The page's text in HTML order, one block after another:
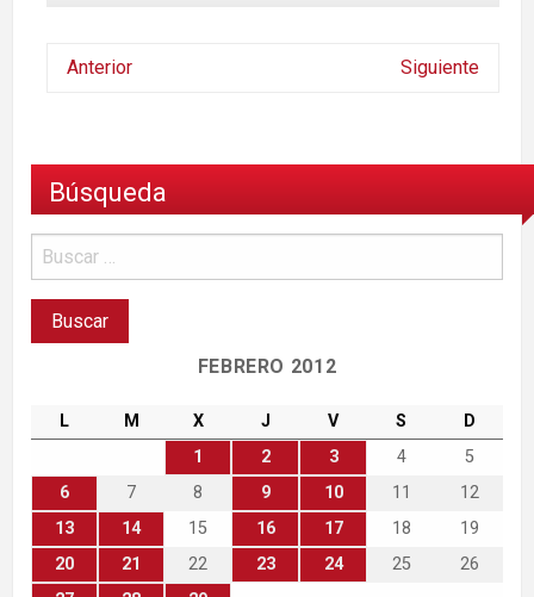
Anterior Siguiente
Búsqueda
FEBRERO 2012
L M X J V S
D
1
2 3 4
5
6
7 8 9 10 11
12
13
14 15 16 17 18
19
20
21 22 23 24 25
26